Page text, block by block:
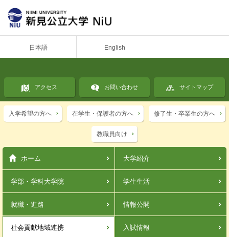
日本語 English
アクセス お問い合わせ サイトマップ
入学希望の方へ 在学生・保護者の方へ 修了生・卒業生の方へ
教職員向け
ホーム 大学紹介
学部・学科大学院 学生生活
就職・進路 情報公開
社会貢献地域連携 入試情報